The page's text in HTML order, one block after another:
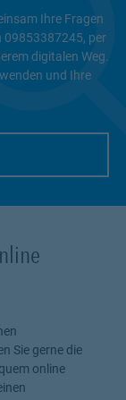
Ihre Fragen
09853387245, per
digitalen Weg.
und Ihre
Sie gerne die
online